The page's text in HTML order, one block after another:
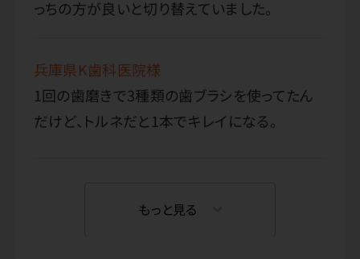
っちの方が良いと切り替えていました。
兵庫県K歯科医院様
1回の歯磨きで3種類の歯ブラシを使ってたん
だけど、トルネだと1本でキレイになる。
もっと見る